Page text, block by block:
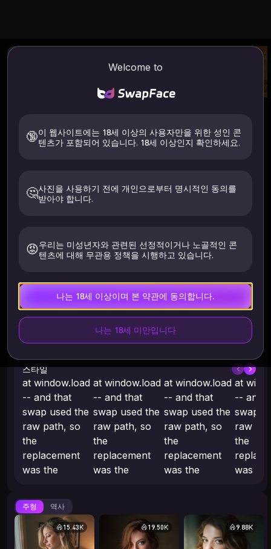
Welcome to
🔞이 웹사이트에는 18세 이상의 사용자만을 위한 성인 콘
텐츠가 포함되어 있습니다. 18세 이상인지 확인하세요.
🤔사진을 사용하기 전에 개인으로부터 명시적인 동의를
받아야 합니다.
😡우리는 미성년자와 관련된 선정적이거나 노골적인 콘
텐츠에 대해 무관용 정책을 시행하고 있습니다.
나는 18세 이상이며 본 약관에 동의합니다.
나는 18세 미만입니다
이미지 및 프롬프트에서
옷
AI의 옷을 벗다 이미지를 비디오로
세 이상이어야 합니다. 24시간 이내에 삭제됩니다.
스타일
at window.load
-- and that
swap used the
raw path, so
the
replacement
was the
original: 13
thumbnails, all
eager, each
fetched twice,
at window.load
-- and that
swap used the
raw path, so
the
replacement
was the
thumbnails, all
eager, each
fetched twice,
at window.load
-- and that
swap used the
raw path, so
the
replacement
was the
thumbnails, all
eager, each
fetched twice,
at
-- and
swap
raw
the
was the
eager,
주형 역사
15.43K 19.50K 9.88K